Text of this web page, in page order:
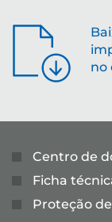
no
Centro de
Ficha
Proteção